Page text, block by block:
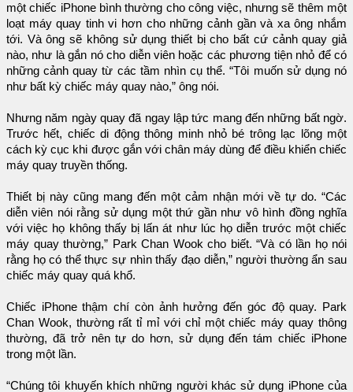
một chiếc iPhone bình thường cho công việc, nhưng sẽ thêm một
loạt máy quay tinh vi hơn cho những cảnh gần và xa ông nhắm
tới. Và ông sẽ không sử dụng thiết bị cho bất cứ cảnh quay giả
nào, như là gắn nó cho diễn viên hoặc các phương tiện nhỏ để có
những cảnh quay từ các tầm nhìn cụ thể. “Tôi muốn sử dụng nó
như bất kỳ chiếc máy quay nào,” ông nói.
Nhưng năm ngày quay đã ngay lập tức mang đến những bất ngờ.
Trước hết, chiếc di động thông minh nhỏ bé trông lạc lõng một
cách kỳ cục khi được gắn với chân máy dùng để điều khiển chiếc
máy quay truyền thống.
Thiết bị này cũng mang đến một cảm nhận mới về tự do. “Các
diễn viên nói rằng sử dụng một thứ gần như vô hình đồng nghĩa
với việc họ không thấy bị lấn át như lúc họ diễn trước một chiếc
máy quay thường,” Park Chan Wook cho biết. “Và có lần họ nói
rằng họ có thể thực sự nhìn thấy đạo diễn,” người thường ẩn sau
chiếc máy quay quá khổ.
Chiếc iPhone thậm chí còn ảnh hưởng đến góc độ quay. Park
Chan Wook, thường rất tỉ mỉ với chỉ một chiếc máy quay thông
thường, đã trở nên tự do hơn, sử dụng đến tám chiếc iPhone
trong một lần.
“Chúng tôi khuyến khích những người khác sử dụng iPhone của